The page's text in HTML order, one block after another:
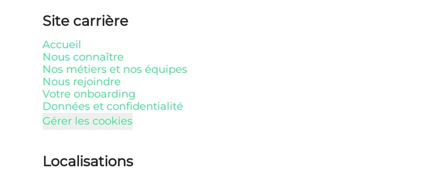
Site carrière
Accueil
Nous connaître
Nos métiers et nos équipes
Nous rejoindre
Votre onboarding
Données et confidentialité
Gérer les cookies
Localisations